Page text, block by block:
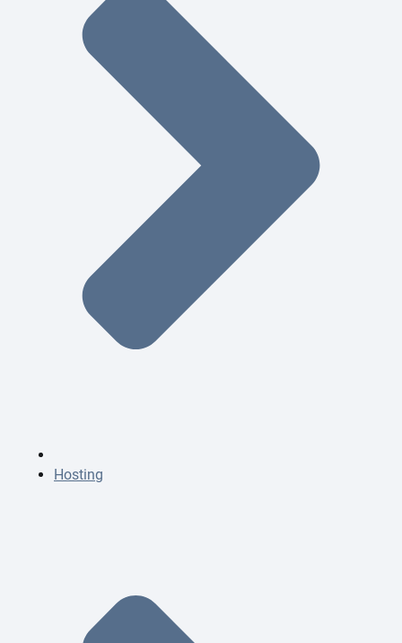
Hosting